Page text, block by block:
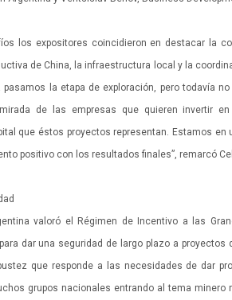
los expositores coincidieron en destacar la
de China, la infraestructura local y la
la etapa de exploración, pero todavía
de las empresas que quieren invertir
que éstos proyectos representan. Estamos en
positivo con los resultados finales”, remarcó
valoró el Régimen de Incentivo a las
dar una seguridad de largo plazo a proyectos
que responde a las necesidades de dar
grupos nacionales entrando al tema minero